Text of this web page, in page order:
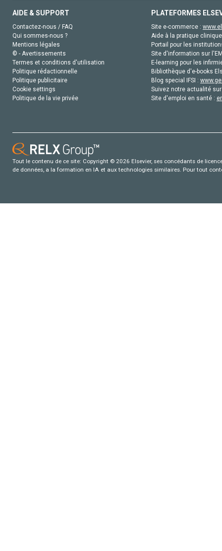
AIDE & SUPPORT
Contactez-nous / FAQ
Qui sommes-nous ?
Mentions légales
© - Avertissements
Termes et conditions d'utilisation
Politique rédactionnelle
Politique publicitaire
Cookie settings
Politique de la vie privée
PLATEFORMES
Site e-commerce :
Aide à la pratique
Portail pour les
Site d'information sur
E-learning pour les
Bibliothèque d'e-books
Blog special IFSI :
Suivez notre actualité
Site d'emploi en santé :
Tout le contenu de ce site: Copyright © 2026 Elsevier, ses concédants de
de données, a la formation en IA et aux technologies similaires. Pour tout